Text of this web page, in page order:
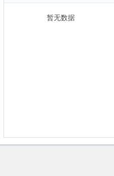
暂无数据